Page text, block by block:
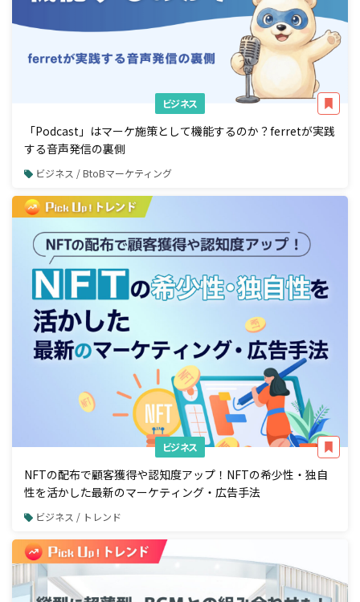
ビジネス
「Podcast」はマーケ施策として機能するのか？ferretが実践
する音声発信の裏側
ビジネス / BtoBマーケティング
ビジネス
NFTの配布で顧客獲得や認知度アップ！NFTの希少性・独自
性を活かした最新のマーケティング・広告手法
ビジネス / トレンド